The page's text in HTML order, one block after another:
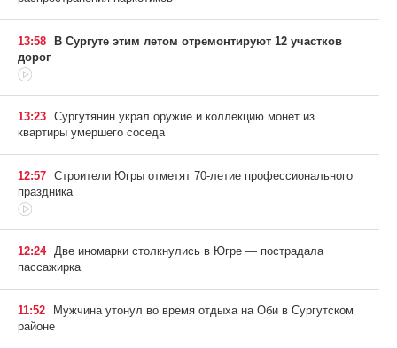
13:58
В Сургуте этим летом отремонтируют 12 участков
дорог
13:23 Сургутянин украл оружие и коллекцию монет из
квартиры умершего соседа
12:57 Строители Югры отметят 70-летие профессионального
праздника
12:24 Две иномарки столкнулись в Югре — пострадала
пассажирка
11:52
Мужчина утонул во время отдыха на Оби в Сургутском
районе